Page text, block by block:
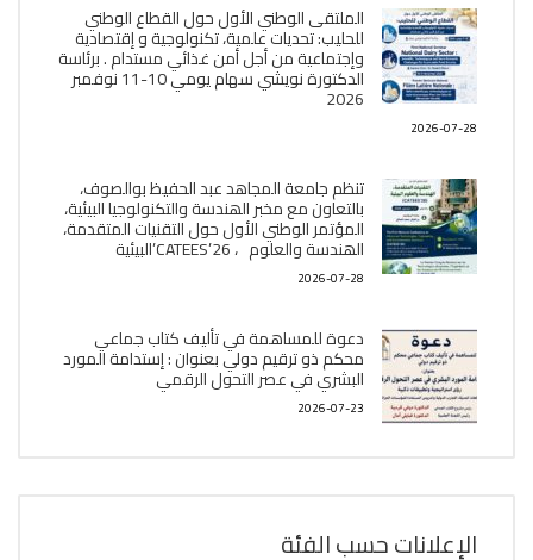
الملتقى الوطني الأول حول القطاع الوطني
للحليب: تحديات علمية، تكنولوجية و إقتصادية
وإجتماعية من أجل أمن غذائي مستدام . برئاسة
الدكتورة نويشي سهام يومي 10-11 نوفمبر
2026
2026-07-28
تنظم جامعة المجاهد عبد الحفيظ بوالصوف،
بالتعاون مع مخبر الھندسة والتكنولوجيا البیئیة،
المؤتمر الوطني الأول حول التقنيات المتقدمة،
الھندسة والعلوم ، CATEES’26’البیئية
2026-07-28
دعوة للمساهمة في تأليف كتاب جماعي
محكم ذو ترقيم دولي بعنوان : إستدامة المورد
البشري في عصر التحول الرقمي
2026-07-23
الإعلانات حسب الفئة